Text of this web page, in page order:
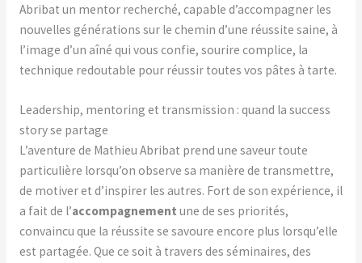
Abribat un mentor recherché, capable d’accompagner les
nouvelles générations sur le chemin d’une réussite saine, à
l’image d’un aîné qui vous confie, sourire complice, la
technique redoutable pour réussir toutes vos pâtes à tarte.
Leadership, mentoring et transmission : quand la success
story se partage
L’aventure de Mathieu Abribat prend une saveur toute
particulière lorsqu’on observe sa manière de transmettre,
de motiver et d’inspirer les autres. Fort de son expérience, il
a fait de l’accompagnement une de ses priorités,
convaincu que la réussite se savoure encore plus lorsqu’elle
est partagée. Que ce soit à travers des séminaires, des